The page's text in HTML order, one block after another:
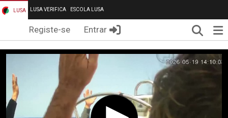
LUSA LUSA VERIFICA ESCOLA LUSA
Registe-se Entrar